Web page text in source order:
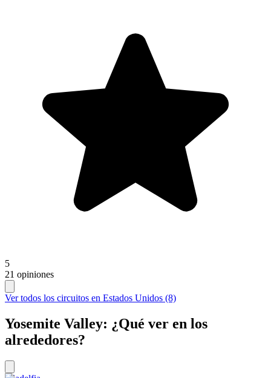
5
21 opiniones
Ver todos los circuitos en Estados Unidos (8)
Yosemite Valley: ¿Qué ver en los
alrededores?